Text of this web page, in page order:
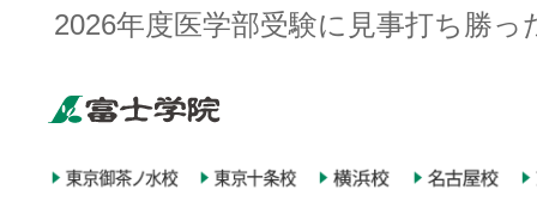
2026年度医学部受験に見事打ち勝